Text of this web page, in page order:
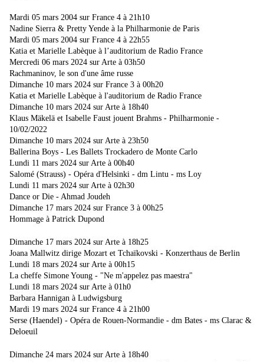
Mardi 05 mars 2004 sur France 4 à 21h10
Nadine Sierra & Pretty Yende à la Philharmonie de Paris
Mardi 05 mars 2004 sur France 4 à 22h55
Katia et Marielle Labèque à l’auditorium de Radio France
Mercredi 06 mars 2024 sur Arte à 03h50
Rachmaninov, le son d'une âme russe
Dimanche 10 mars 2024 sur France 3 à 00h20
Katia et Marielle Labèque à l'auditorium de Radio France
Dimanche 10 mars 2024 sur Arte à 18h40
Klaus Mäkelä et Isabelle Faust jouent Brahms - Philharmonie -
10/02/2022
Dimanche 10 mars 2024 sur Arte à 23h50
Ballerina Boys - Les Ballets Trockadero de Monte Carlo
Lundi 11 mars 2024 sur Arte à 00h40
Salomé (Strauss) - Opéra d'Helsinki - dm Lintu - ms Loy
Lundi 11 mars 2024 sur Arte à 02h30
Dance or Die - Ahmad Joudeh
Dimanche 17 mars 2024 sur France 3 à 00h25
Hommage à Patrick Dupond
Dimanche 17 mars 2024 sur Arte à 18h25
Joana Mallwitz dirige Mozart et Tchaïkovski - Konzerthaus de Berlin
Lundi 18 mars 2024 sur Arte à 00h15
La cheffe Simone Young - "Ne m'appelez pas maestra"
Lundi 18 mars 2024 sur Arte à 01h0
Barbara Hannigan à Ludwigsburg
Mardi 19 mars 2024 sur France 4 à 21h00
Serse (Haendel) - Opéra de Rouen-Normandie - dm Bates - ms Clarac &
Deloeuil
Dimanche 24 mars 2024 sur Arte à 18h40